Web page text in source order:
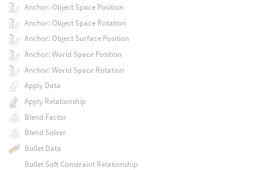
Anchor: Object Space Position
Anchor: Object Space Rotation
Anchor: Object Surface Position
Anchor: World Space Position
Anchor: World Space Rotation
Apply Data
Apply Relationship
Blend Factor
Blend Solver
Bullet Data
Bullet Soft Constraint Relationship